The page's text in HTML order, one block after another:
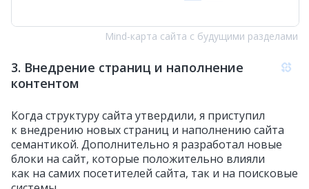
Mind‑карта сайта с будущими разделами
3. Внедрение страниц и наполнение
контентом
Когда структуру сайта утвердили, я приступил
к внедрению новых страниц и наполнению сайта
семантикой. Дополнительно я разработал новые
блоки на сайт, которые положительно влияли
как на самих посетителей сайта, так и на поисковые